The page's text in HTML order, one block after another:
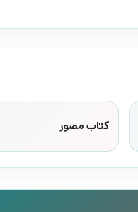
کتاب مصور